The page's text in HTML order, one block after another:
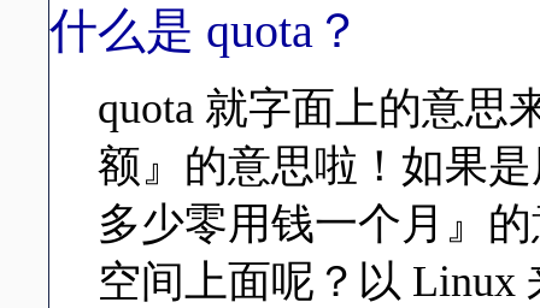
什么是 quota？
quota 就字面上的意思
额』的意思啦！如果
多少零用钱一个月』
空间上面呢？以 Linux